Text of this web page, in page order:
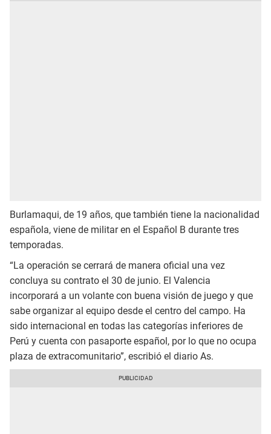
Burlamaqui, de 19 años, que también tiene la nacionalidad
española, viene de militar en el Español B durante tres
temporadas.
“La operación se cerrará de manera oficial una vez
concluya su contrato el 30 de junio. El Valencia
incorporará a un volante con buena visión de juego y que
sabe organizar al equipo desde el centro del campo. Ha
sido internacional en todas las categorías inferiores de
Perú y cuenta con pasaporte español, por lo que no ocupa
plaza de extracomunitario”, escribió el diario As.